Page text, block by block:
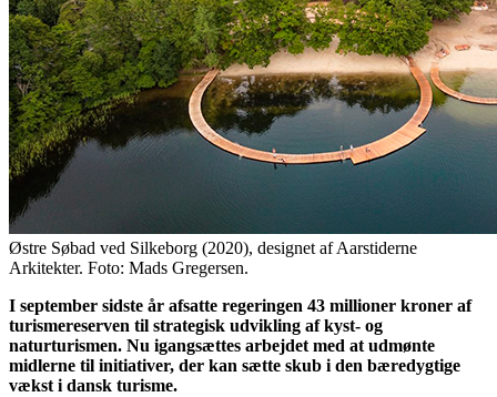
Østre Søbad ved Silkeborg (2020), designet af Aarstiderne
Arkitekter. Foto: Mads Gregersen.
I september sidste år afsatte regeringen 43 millioner kroner af
turismereserven til strategisk udvikling af kyst- og
naturturismen. Nu igangsættes arbejdet med at udmønte
midlerne til initiativer, der kan sætte skub i den bæredygtige
vækst i dansk turisme.